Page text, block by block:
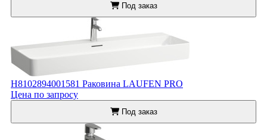
Под заказ
H8102894001581 Раковина LAUFEN PRO
Цена по запросу
Под заказ